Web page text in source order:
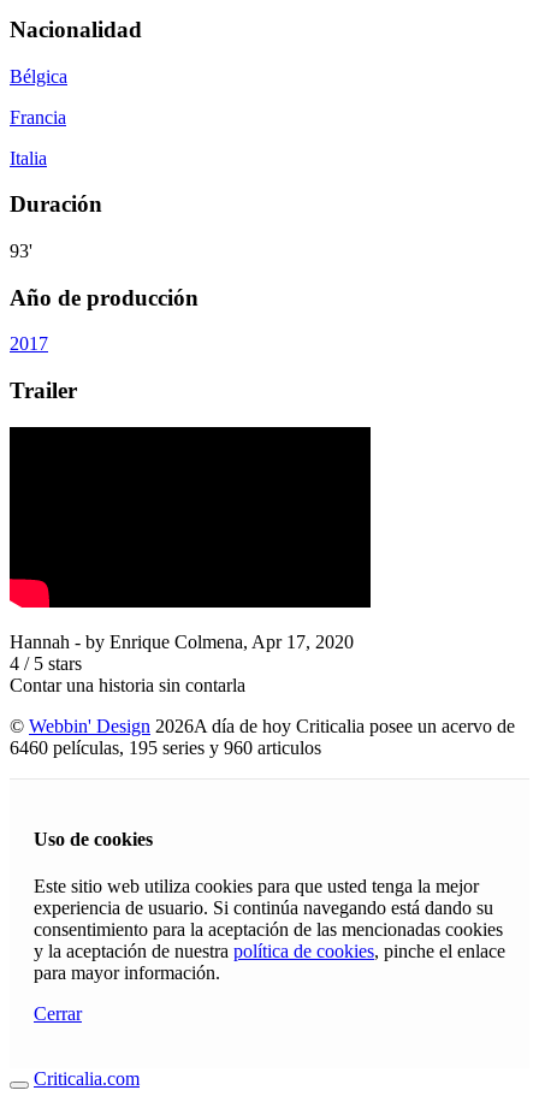
Nacionalidad
Bélgica
Francia
Italia
Duración
93'
Año de producción
2017
Trailer
Hannah - by Enrique Colmena, Apr 17, 2020
4 / 5 stars
Contar una historia sin contarla
© Webbin' Design 2026A día de hoy Criticalia posee un acervo de
6460 películas, 195 series y 960 articulos
Uso de cookies
Este sitio web utiliza cookies para que usted tenga la mejor
experiencia de usuario. Si continúa navegando está dando su
consentimiento para la aceptación de las mencionadas cookies
y la aceptación de nuestra política de cookies, pinche el enlace
para mayor información.
Cerrar
Criticalia.com